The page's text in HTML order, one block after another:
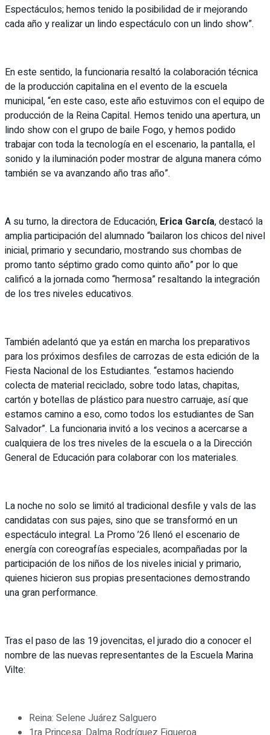
Espectáculos; hemos tenido la posibilidad de ir mejorando
cada año y realizar un lindo espectáculo con un lindo show”.
En este sentido, la funcionaria resaltó la colaboración técnica
de la producción capitalina en el evento de la escuela
municipal, “en este caso, este año estuvimos con el equipo de
producción de la Reina Capital. Hemos tenido una apertura, un
lindo show con el grupo de baile Fogo, y hemos podido
trabajar con toda la tecnología en el escenario, la pantalla, el
sonido y la iluminación poder mostrar de alguna manera cómo
también se va avanzando año tras año”.
A su turno, la directora de Educación, Erica García, destacó la
amplia participación del alumnado “bailaron los chicos del nivel
inicial, primario y secundario, mostrando sus chombas de
promo tanto séptimo grado como quinto año” por lo que
calificó a la jornada como “hermosa” resaltando la integración
de los tres niveles educativos.
También adelantó que ya están en marcha los preparativos
para los próximos desfiles de carrozas de esta edición de la
Fiesta Nacional de los Estudiantes. “estamos haciendo
colecta de material reciclado, sobre todo latas, chapitas,
cartón y botellas de plástico para nuestro carruaje, así que
estamos camino a eso, como todos los estudiantes de San
Salvador”. La funcionaria invitó a los vecinos a acercarse a
cualquiera de los tres niveles de la escuela o a la Dirección
General de Educación para colaborar con los materiales.
La noche no solo se limitó al tradicional desfile y vals de las
candidatas con sus pajes, sino que se transformó en un
espectáculo integral. La Promo ’26 llenó el escenario de
energía con coreografías especiales, acompañadas por la
participación de los niños de los niveles inicial y primario,
quienes hicieron sus propias presentaciones demostrando
una gran performance.
Tras el paso de las 19 jovencitas, el jurado dio a conocer el
nombre de las nuevas representantes de la Escuela Marina
Vilte:
Reina: Selene Juárez Salguero